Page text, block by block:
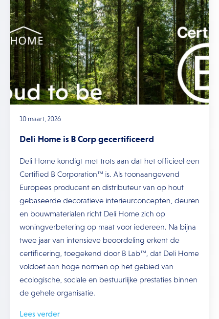
10 maart, 2026
Deli Home is B Corp gecertificeerd
Deli Home kondigt met trots aan dat het officieel een
Certified B Corporation™ is. Als toonaangevend
Europees producent en distributeur van op hout
gebaseerde decoratieve interieurconcepten, deuren
en bouwmaterialen richt Deli Home zich op
woningverbetering op maat voor iedereen. Na bijna
twee jaar van intensieve beoordeling erkent de
certificering, toegekend door B Lab™, dat Deli Home
voldoet aan hoge normen op het gebied van
ecologische, sociale en bestuurlijke prestaties binnen
de gehele organisatie.
Lees verder